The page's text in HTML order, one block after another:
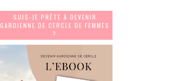
SUIS-JE PRÊTE À DEVENIR
GARDIENNE DE CERCLE DE FEMMES
?